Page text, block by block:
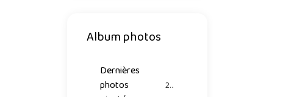
Album photos
Dernières
photos
26